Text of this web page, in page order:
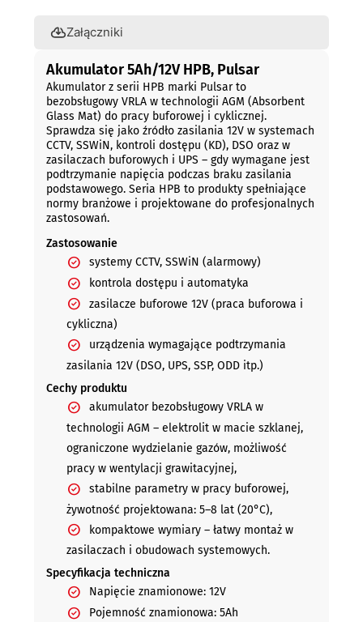
Załączniki
Akumulator 5Ah/12V HPB, Pulsar
Akumulator z serii HPB marki Pulsar to
bezobsługowy VRLA w technologii AGM (Absorbent
Glass Mat) do pracy buforowej i cyklicznej.
Sprawdza się jako źródło zasilania 12V w systemach
CCTV, SSWiN, kontroli dostępu (KD), DSO oraz w
zasilaczach buforowych i UPS – gdy wymagane jest
podtrzymanie napięcia podczas braku zasilania
podstawowego. Seria HPB to produkty spełniające
normy branżowe i projektowane do profesjonalnych
zastosowań.
Zastosowanie
systemy CCTV, SSWiN (alarmowy)
kontrola dostępu i automatyka
zasilacze buforowe 12V (praca buforowa i
cykliczna)
urządzenia wymagające podtrzymania
zasilania 12V (DSO, UPS, SSP, ODD itp.)
Cechy produktu
akumulator bezobsługowy VRLA w
technologii AGM – elektrolit w macie szklanej,
ograniczone wydzielanie gazów, możliwość
pracy w wentylacji grawitacyjnej,
stabilne parametry w pracy buforowej,
żywotność projektowana: 5–8 lat (20°C),
kompaktowe wymiary – łatwy montaż w
zasilaczach i obudowach systemowych.
Specyfikacja techniczna
Napięcie znamionowe: 12V
Pojemność znamionowa: 5Ah